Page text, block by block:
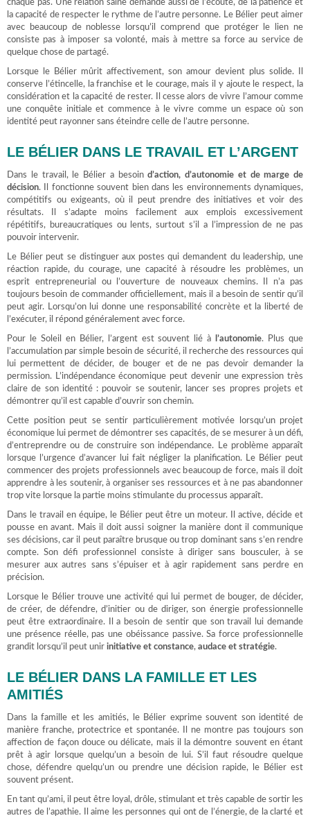
chaque pas. Une relation saine demande aussi de l’écoute, de la patience et
la capacité de respecter le rythme de l’autre personne. Le Bélier peut aimer
avec beaucoup de noblesse lorsqu’il comprend que protéger le lien ne
consiste pas à imposer sa volonté, mais à mettre sa force au service de
quelque chose de partagé.
Lorsque le Bélier mûrit affectivement, son amour devient plus solide. Il
conserve l’étincelle, la franchise et le courage, mais il y ajoute le respect, la
considération et la capacité de rester. Il cesse alors de vivre l’amour comme
une conquête initiale et commence à le vivre comme un espace où son
identité peut rayonner sans éteindre celle de l’autre personne.
LE BÉLIER DANS LE TRAVAIL ET L’ARGENT
Dans le travail, le Bélier a besoind’action, d’autonomie et de marge de
décision. Il fonctionne souvent bien dans les environnements dynamiques,
compétitifs ou exigeants, où il peut prendre des initiatives et voir des
résultats. Il s’adapte moins facilement aux emplois excessivement
répétitifs, bureaucratiques ou lents, surtout s’il a l’impression de ne pas
pouvoir intervenir.
Le Bélier peut se distinguer aux postes qui demandent du leadership, une
réaction rapide, du courage, une capacité à résoudre les problèmes, un
esprit entrepreneurial ou l’ouverture de nouveaux chemins. Il n’a pas
toujours besoin de commander officiellement, mais il a besoin de sentir qu’il
peut agir. Lorsqu’on lui donne une responsabilité concrète et la liberté de
l’exécuter, il répond généralement avec force.
Pour le Soleil en Bélier, l’argent est souvent lié à l’autonomie. Plus que
l’accumulation par simple besoin de sécurité, il recherche des ressources qui
lui permettent de décider, de bouger et de ne pas devoir demander la
permission. L’indépendance économique peut devenir une expression très
claire de son identité : pouvoir se soutenir, lancer ses propres projets et
démontrer qu’il est capable d’ouvrir son chemin.
Cette position peut se sentir particulièrement motivée lorsqu’un projet
économique lui permet de démontrer ses capacités, de se mesurer à un défi,
d’entreprendre ou de construire son indépendance. Le problème apparaît
lorsque l’urgence d’avancer lui fait négliger la planification. Le Bélier peut
commencer des projets professionnels avec beaucoup de force, mais il doit
apprendre à les soutenir, à organiser ses ressources et à ne pas abandonner
trop vite lorsque la partie moins stimulante du processus apparaît.
Dans le travail en équipe, le Bélier peut être un moteur. Il active, décide et
pousse en avant. Mais il doit aussi soigner la manière dont il communique
ses décisions, car il peut paraître brusque ou trop dominant sans s’en rendre
compte. Son défi professionnel consiste à diriger sans bousculer, à se
mesurer aux autres sans s’épuiser et à agir rapidement sans perdre en
précision.
Lorsque le Bélier trouve une activité qui lui permet de bouger, de décider,
de créer, de défendre, d’initier ou de diriger, son énergie professionnelle
peut être extraordinaire. Il a besoin de sentir que son travail lui demande
une présence réelle, pas une obéissance passive. Sa force professionnelle
grandit lorsqu’il peut unir initiative et constance, audace et stratégie.
LE BÉLIER DANS LA FAMILLE ET LES
AMITIÉS
Dans la famille et les amitiés, le Bélier exprime souvent son identité de
manière franche, protectrice et spontanée. Il ne montre pas toujours son
affection de façon douce ou délicate, mais il la démontre souvent en étant
prêt à agir lorsque quelqu’un a besoin de lui. S’il faut résoudre quelque
chose, défendre quelqu’un ou prendre une décision rapide, le Bélier est
souvent présent.
En tant qu’ami, il peut être loyal, drôle, stimulant et très capable de sortir les
autres de l’apathie. Il aime les personnes qui ont de l’énergie, de la clarté et